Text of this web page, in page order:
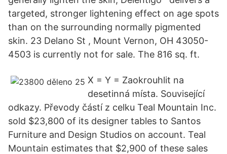
targeted, stronger lightening effect on age spots
than on the surrounding normally pigmented
skin. 23 Delano St , Mount Vernon, OH 43050-
4503 is currently not for sale. The 816 sq. ft.
X = Y = Zaokrouhlit na
desetinná místa. Související
odkazy. Převody částí z celku Teal Mountain Inc.
sold $23,800 of its designer tables to Santos
Furniture and Design Studios on account. Teal
Mountain estimates that $2,900 of these sales